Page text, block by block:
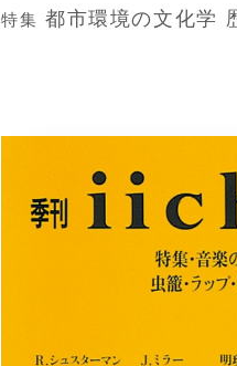
特集 都市環境の文化学